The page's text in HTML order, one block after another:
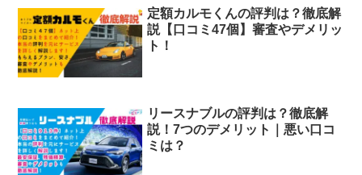
定額カルモくんの評判は？徹底解
説【口コミ47個】審査やデメリッ
ト！
リースナブルの評判は？徹底解
説！7つのデメリット｜悪い口コ
ミは？